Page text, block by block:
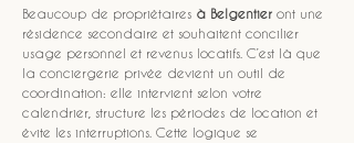
Beaucoup de propriétaires à Belgentier ont une
résidence secondaire et souhaitent concilier
usage personnel et revenus locatifs. C’est là que
la conciergerie privée devient un outil de
coordination: elle intervient selon votre
calendrier, structure les périodes de location et
évite les interruptions. Cette logique se